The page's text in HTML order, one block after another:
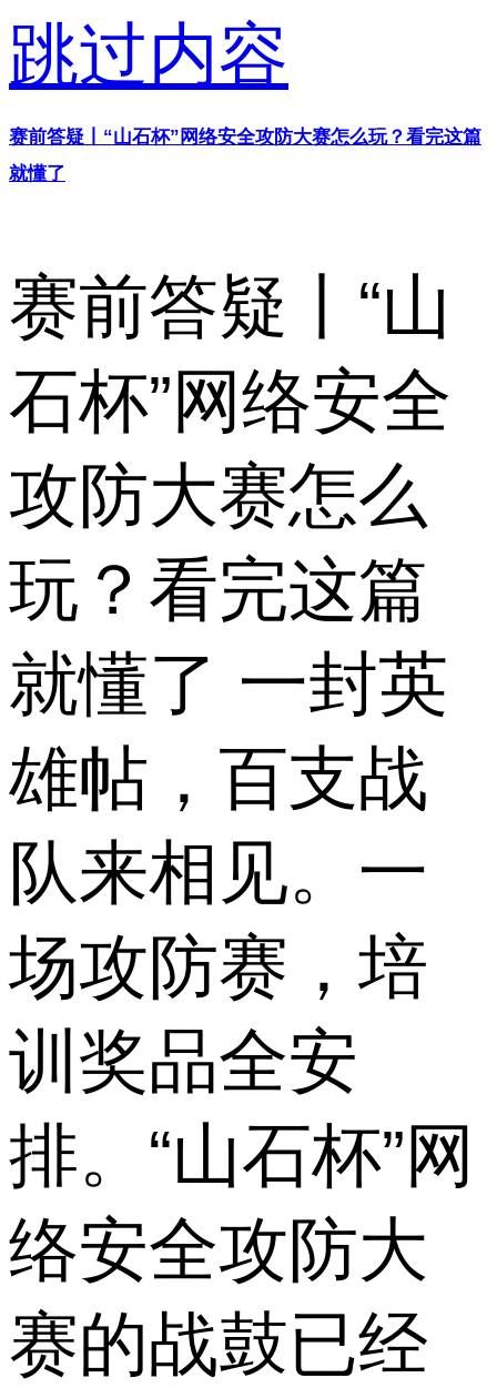
跳过内容
赛前答疑丨“山石杯”网络安全攻防大赛怎么玩？看完这篇
就懂了
赛前答疑丨“山
石杯”网络安全
攻防大赛怎么
玩？看完这篇
就懂了 一封英
雄帖，百支战
队来相见。一
场攻防赛，培
训奖品全安
排。“山石杯”网
络安全攻防大
赛的战鼓已经